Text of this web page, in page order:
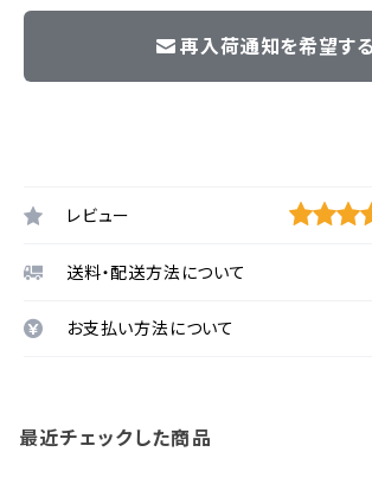
再入荷通知を希望する
レビュー
送料・配送方法について
お支払い方法について
最近チェックした商品